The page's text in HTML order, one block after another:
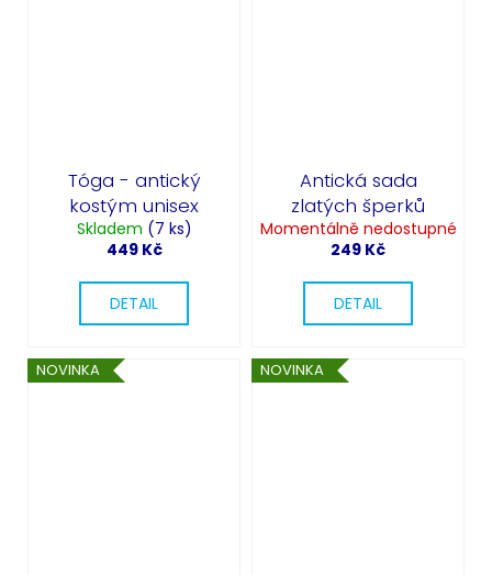
Tóga - antický
kostým unisex
Skladem (7 ks)
449 Kč
DETAIL
Antická sada
zlatých šperků
Momentálně nedostupné
249 Kč
DETAIL
NOVINKA NOVINKA